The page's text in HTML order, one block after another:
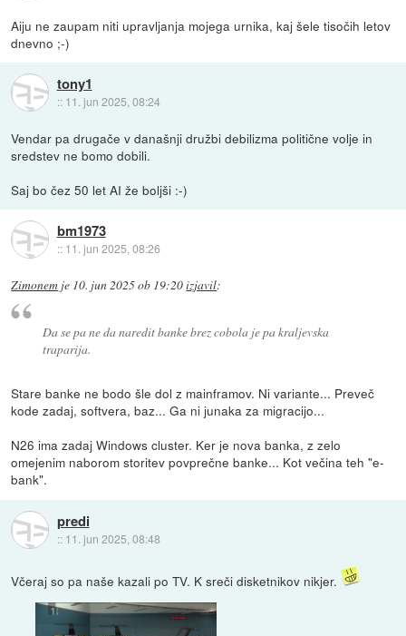
Aiju ne zaupam niti upravljanja mojega urnika, kaj šele tisočih letov
dnevno ;-)
tony1
:: 11. jun 2025, 08:24
Vendar pa drugače v današnji družbi debilizma politične volje in
sredstev ne bomo dobili.
Saj bo čez 50 let AI že boljši :-)
bm1973
:: 11. jun 2025, 08:26
Zimonem je 10. jun 2025 ob 19:20izjavil:
Da se pa ne da naredit banke brez cobola je pa kraljevska
traparija.
Stare banke ne bodo šle dol z mainframov. Ni variante... Preveč
kode zadaj, softvera, baz... Ga ni junaka za migracijo...
N26 ima zadaj Windows cluster. Ker je nova banka, z zelo
omejenim naborom storitev povprečne banke... Kot večina teh "e-
bank".
predi
:: 11. jun 2025, 08:48
Včeraj so pa naše kazali po TV. K sreči disketnikov nikjer.